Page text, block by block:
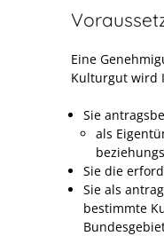
Eine
Kulturgut wird
Sie
als
Sie die
Sie als
bestimmte